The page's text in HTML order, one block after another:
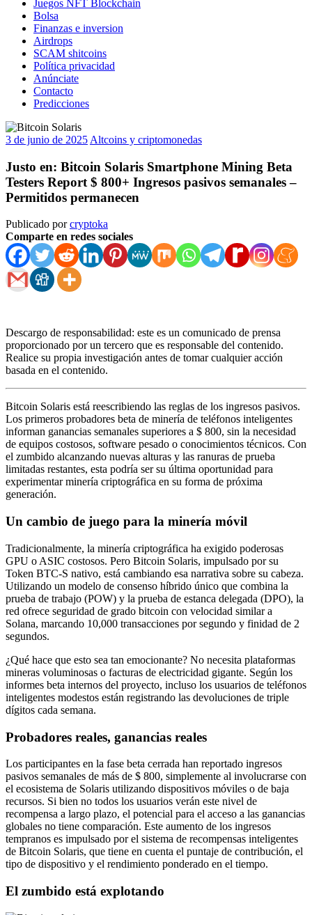
Juegos NFT Blockchain
Bolsa
Finanzas e inversion
Airdrops
SCAM shitcoins
Política privacidad
Anúnciate
Contacto
Predicciones
3 de junio de 2025 Altcoins y criptomonedas
Justo en: Bitcoin Solaris Smartphone Mining Beta
Testers Report $ 800+ Ingresos pasivos semanales –
Permitidos permanecen
Publicado porcryptoka
Comparte en redes sociales
Descargo de responsabilidad: este es un comunicado de prensa
proporcionado por un tercero que es responsable del contenido.
Realice su propia investigación antes de tomar cualquier acción
basada en el contenido.
Bitcoin Solaris está reescribiendo las reglas de los ingresos pasivos.
Los primeros probadores beta de minería de teléfonos inteligentes
informan ganancias semanales superiores a $ 800, sin la necesidad
de equipos costosos, software pesado o conocimientos técnicos. Con
el zumbido alcanzando nuevas alturas y las ranuras de prueba
limitadas restantes, esta podría ser su última oportunidad para
experimentar minería criptográfica en su forma de próxima
generación.
Un cambio de juego para la minería móvil
Tradicionalmente, la minería criptográfica ha exigido poderosas
GPU o ASIC costosos. Pero Bitcoin Solaris, impulsado por su
Token BTC-S nativo, está cambiando esa narrativa sobre su cabeza.
Utilizando un modelo de consenso híbrido único que combina la
prueba de trabajo (POW) y la prueba de estanca delegada (DPO), la
red ofrece seguridad de grado bitcoin con velocidad similar a
Solana, marcando 10,000 transacciones por segundo y finidad de 2
segundos.
¿Qué hace que esto sea tan emocionante? No necesita plataformas
mineras voluminosas o facturas de electricidad gigante. Según los
informes beta internos del proyecto, incluso los usuarios de teléfonos
inteligentes modestos están registrando las devoluciones de triple
dígitos cada semana.
Probadores reales, ganancias reales
Los participantes en la fase beta cerrada han reportado ingresos
pasivos semanales de más de $ 800, simplemente al involucrarse con
el ecosistema de Solaris utilizando dispositivos móviles o de baja
recursos. Si bien no todos los usuarios verán este nivel de
recompensa a largo plazo, el potencial para el acceso a las ganancias
globales no tiene comparación. Este aumento de los ingresos
tempranos es impulsado por el sistema de recompensas inteligentes
de Bitcoin Solaris, que tiene en cuenta el puntaje de contribución, el
tipo de dispositivo y el rendimiento ponderado en el tiempo.
El zumbido está explotando